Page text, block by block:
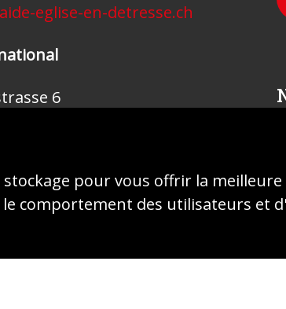
eglise-en-detresse.ch
6
pour vous offrir la meilleure
comportement des utilisateurs et